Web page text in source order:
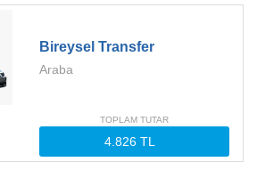
Bireysel Transfer
Araba
TOPLAM TUTAR